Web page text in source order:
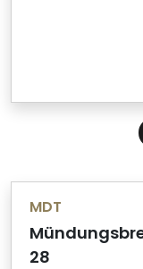
MDT
28